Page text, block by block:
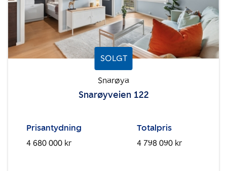
SOLGT
Snarøya
Snarøyveien 122
Prisantydning
4 680 000 kr
Totalpris
4 798 090 kr